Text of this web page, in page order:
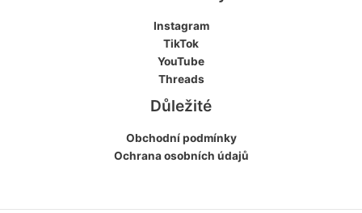
Instagram
TikTok
YouTube
Threads
Důležité
Obchodní podmínky
Ochrana osobních údajů